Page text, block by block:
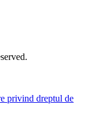
privind dreptul de